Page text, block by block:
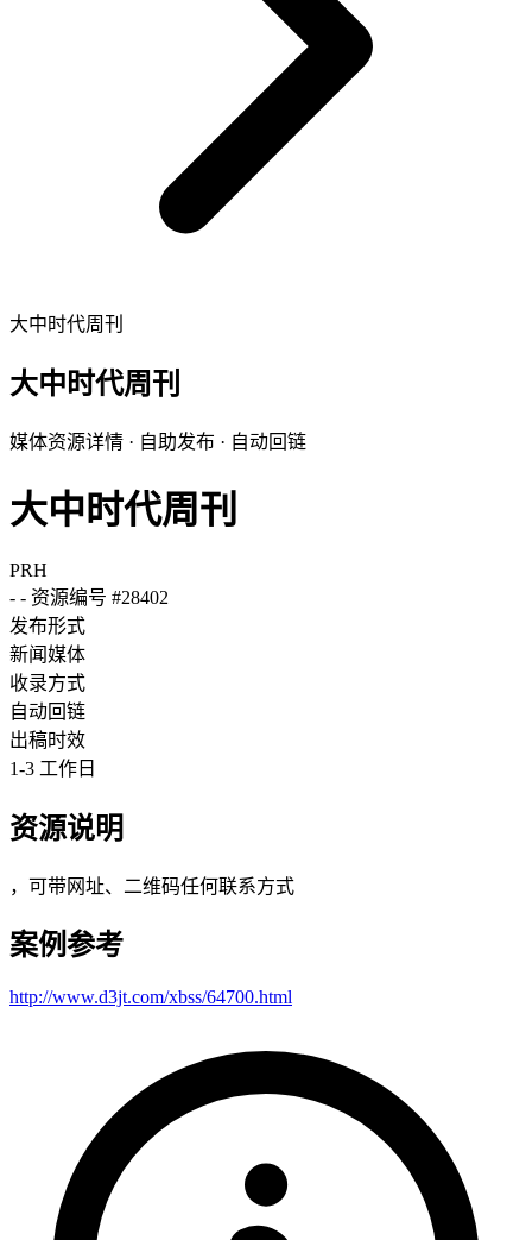
大中时代周刊
大中时代周刊
媒体资源详情 · 自助发布 · 自动回链
大中时代周刊
PRH
- - 资源编号 #28402
发布形式
新闻媒体
收录方式
自动回链
出稿时效
1-3 工作日
资源说明
，可带网址、二维码任何联系方式
案例参考
http://www.d3jt.com/xbss/64700.html